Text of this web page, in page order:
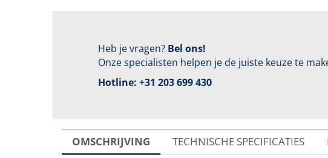
Heb je vragen? Bel ons!
Onze specialisten helpen je de juiste keuze te
Hotline: +31 203 699 430
OMSCHRIJVING TECHNISCHE SPECIFICATIES